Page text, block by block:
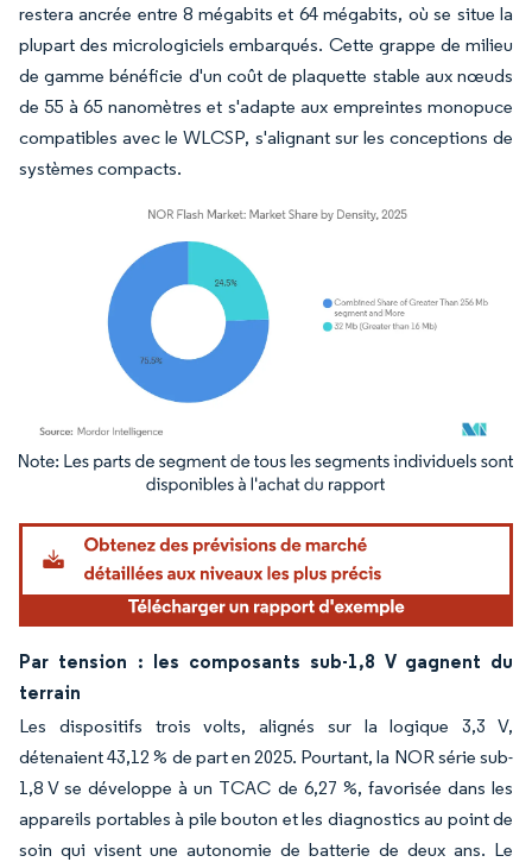
restera ancrée entre 8 mégabits et 64 mégabits, où se situe la
plupart des micrologiciels embarqués. Cette grappe de milieu
de gamme bénéficie d'un coût de plaquette stable aux nœuds
de 55 à 65 nanomètres et s'adapte aux empreintes monopuce
compatibles avec le WLCSP, s'alignant sur les conceptions de
systèmes compacts.
Image © Mordor Intelligence. La réutilisation nécessite une attribution sous CC BY
Par tension : les composants sub-1,8 V gagnent du
terrain
Les dispositifs trois volts, alignés sur la logique 3,3 V,
détenaient 43,12 % de part en 2025. Pourtant, la NOR série sub-
1,8 V se développe à un TCAC de 6,27 %, favorisée dans les
appareils portables à pile bouton et les diagnostics au point de
soin qui visent une autonomie de batterie de deux ans. Le